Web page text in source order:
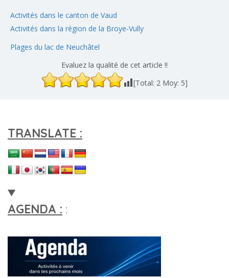
Activités dans le canton de Vaud
Activités dans la région de la Broye-Vully
Plages du lac de Neuchâtel
Evaluez la qualité de cet article !!
[Total: 2 Moy: 5]
TRANSLATE :
AGENDA : :